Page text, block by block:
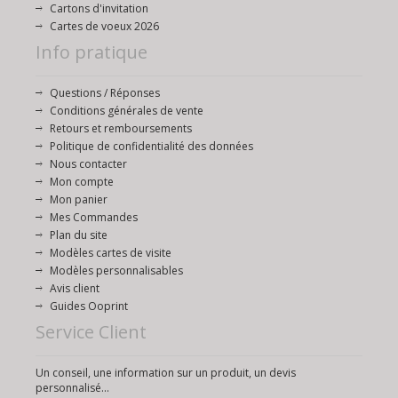
Cartons d'invitation
Cartes de voeux 2026
Info pratique
Questions / Réponses
Conditions générales de vente
Retours et remboursements
Politique de confidentialité des données
Nous contacter
Mon compte
Mon panier
Mes Commandes
Plan du site
Modèles cartes de visite
Modèles personnalisables
Avis client
Guides Ooprint
Service Client
Un conseil, une information sur un produit, un devis
personnalisé...